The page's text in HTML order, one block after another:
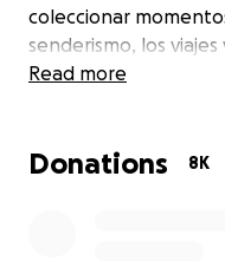
coleccionar
senderismo, los
creído que el cuerpo
Hoy, mi cuerpo ha
Read more
Donations 8K